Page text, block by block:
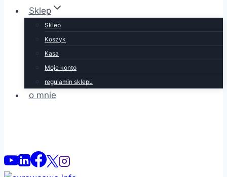
Sklep
Sklep
Koszyk
Kasa
Moje konto
regulamin sklepu
o mnie